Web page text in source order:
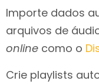
Importe dados
arquivos de
online como o
Crie playlists